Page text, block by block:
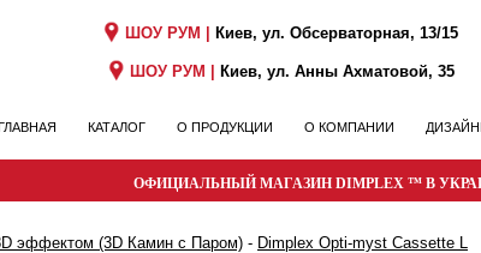
ШОУ РУМ | Киев, ул. Обсерваторная, 13/15
ШОУ РУМ | Киев, ул. Анны Ахматовой, 35
КАТАЛОГ О ПРОДУКЦИИ О КОМПАНИИ
ОФИЦИАЛЬНЫЙ МАГАЗИН DIMPLEX ™ В
эффектом (3D Камин с Паром) - Dimplex Opti-myst Cassette L